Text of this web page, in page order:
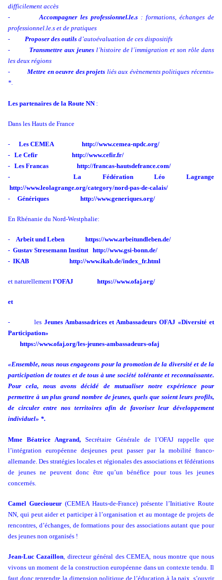
difficilement accès
-Accompagner les professionnel.le.s : formations, échanges de
professionnel.le.s et de pratiques
- Proposer des outils d’autoévaluation de ces dispositifs
- Transmettre aux jeunes l´histoire de l´immigration et son rôle dans
les deux régions
-Mettre en oeuvre des projets liés aux évènements politiques récents»
*.
Les partenaires de la Route NN :
Dans les Hauts de France
- Les CEMEA http://www.cemea-npdc.org/
- Le Cefir http://www.cefir.fr/
- Les Francas http://francas-hautsdefrance.com/
- La Fédération Léo Lagrange
http://www.leolagrange.org/category/nord-pas-de-calais/
- Génériques http://www.generiques.org/
En Rhénanie du Nord-Westphalie:
- Arbeit und Leben https://www.arbeitundleben.de/
- Gustav Stresemann Institut http://www.gsi-bonn.de/
- IKAB http://www.ikab.de/index_fr.html
et naturellement l’OFAJ https://www.ofaj.org/
et
- les Jeunes Ambassadrices et Ambassadeurs OFAJ «Diversité et
Participation»
https://www.ofaj.org/les-jeunes-ambassadeurs-ofaj
«Ensemble, nous nous engageons pour la promotion de la diversité et de la
participation de toutes et de tous à une société tolérante et reconnaissante.
Pour cela, nous avons décidé de mutualiser notre expérience pour
permettre à un plus grand nombre de jeunes, quels que soient leurs profils,
de circuler entre nos territoires afin de favoriser leur développement
individuel» *.
Mme Béatrice Angrand, Secrétaire Générale de l’OFAJ rappelle que
l’intégration européenne desjeunes peut passer par la mobilité franco-
allemande. Des stratégies locales et régionales des associations et fédérations
de jeunes ne peuvent donc être qu’un bénéfice pour tous les jeunes
concernés.
Camel Guecioueur (CEMEA Hauts-de-France) présente l’Initiative Route
NN, qui peut aider et participer à l’organisation et au montage de projets de
rencontres, d’échanges, de formations pour des associations autant que pour
des jeunes non organisés !
Jean-Luc Cazaillon, directeur général des CEMEA, nous montre que nous
vivons un moment de la construction européenne dans un contexte tendu. Il
faut donc reprendre la dimension politique de l’éducation à la paix, s’ouvrir